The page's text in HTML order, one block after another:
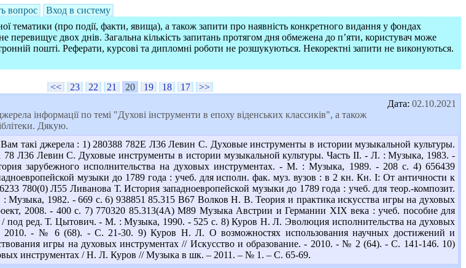
вопрос
Вход в систему
тематики (про події, факти, явища), а також запити про наявність конкретного видання у фондах
двох днів. Загальна кількість запитань протягом дня обмежена до п’яти, користувач може
пошті. Реферати, курсові та дипломні роботи не розшукуються. Некоректні запити не виконуються.
<< 23 22 21 20 19 18 17
>>
Дата: 02.10.2021
інформації по темі "Духові інструменти в епоху віденських классиків", а також
Дякую.
такі джерела : 1) 280388 782Е Л36 Левин С. Духовые инструменты в истории музыкальной культуры.
Л36 Левин С. Духовые инструменты в истории музыкальной культуры. Часть ІІ. - Л. : Музыка, 1983. -
зарубежного исполнительства на духовых инструментах. - М. : Музыка, 1989. - 208 с. 4) 656439
музыки до 1789 года : учеб. для исполн. фак. муз. вузов : в 2 кн. Кн. І: От античности к
780(0) Л55 Ливанова Т. История западноевропейской музыки до 1789 года : учеб. для теор.-композит.
1982. - 669 с. 6) 938851 85.315 В67 Волков Н. В. Теория и практика искусства игры на духовых
2008. - 400 с. 7) 770320 85.313(4А) М89 Музыка Австрии и Германии ХІХ века : учеб. пособие для
под ред. Т. Цытович. - М. : Музыка, 1990. - 525 с. 8) Куров Н. Л. Эволюция исполнительства на духовых
- 2010. - № 6 (68). - С. 21-30. 9) Куров Н. Л. О возможностях использования научных достижений и
игры на духовых инструментах // Искусство и образование. - 2010. - № 2 (64). - С. 141-146. 10)
инструментах / Н. Л. Куров // Музыка в шк. – 2011. – № 1. – С. 65-69.